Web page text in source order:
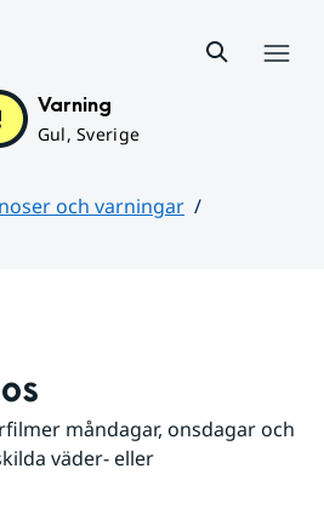
Varning
Gul, Sverige
och varningar
måndagar, onsdagar och
väder- eller